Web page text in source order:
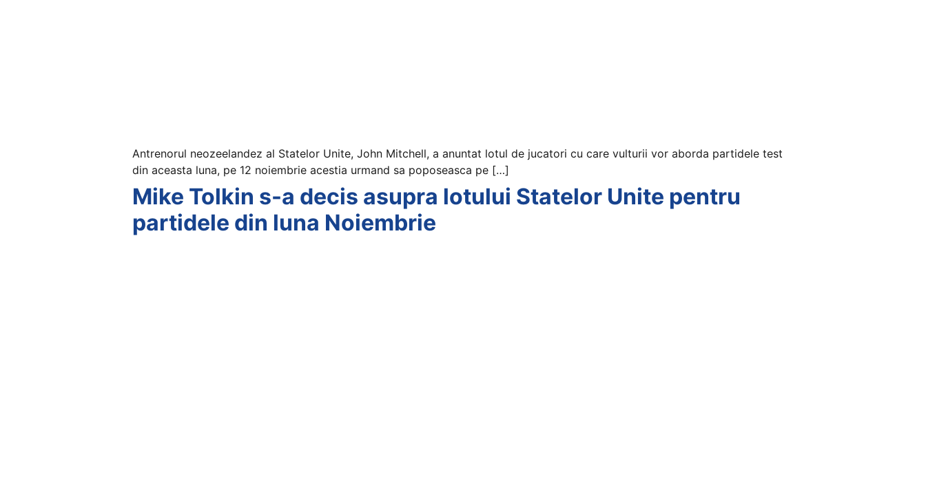
Antrenorul neozeelandez al Statelor Unite, John Mitchell, a anuntat lotul de jucatori cu care vulturii vor aborda partidele test
din aceasta luna, pe 12 noiembrie acestia urmand sa poposeasca pe […]
Mike Tolkin s-a decis asupra lotului Statelor Unite pentru
partidele din luna Noiembrie